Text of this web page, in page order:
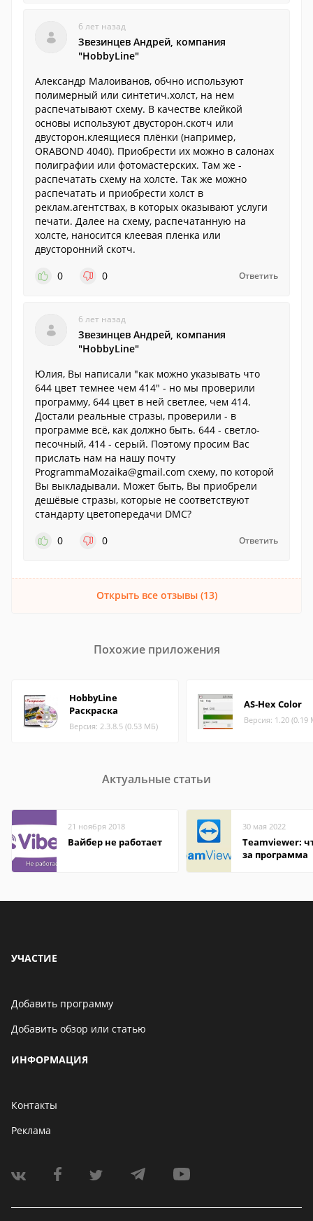
6 лет назад
Звезинцев Андрей, компания
"HobbyLine"
Александр Малоиванов, обчно используют
полимерный или синтетич.холст, на нем
распечатывают схему. В качестве клейкой
основы используют двусторон.скотч или
двусторон.клеящиеся плёнки (например,
ORABOND 4040). Приобрести их можно в салонах
полиграфии или фотомастерских. Там же -
распечатать схему на холсте. Так же можно
распечатать и приобрести холст в
реклам.агентствах, в которых оказывают услуги
печати. Далее на схему, распечатанную на
холсте, наносится клеевая пленка или
двусторонний скотч.
0
0 Ответить
6 лет назад
Звезинцев Андрей, компания
"HobbyLine"
Юлия, Вы написали "как можно указывать что
644 цвет темнее чем 414" - но мы проверили
программу, 644 цвет в ней светлее, чем 414.
Достали реальные стразы, проверили - в
программе всё, как должно быть. 644 - светло-
песочный, 414 - серый. Поэтому просим Вас
прислать нам на нашу почту
ProgrammaMozaika@gmail.com схему, по которой
Вы выкладывали. Может быть, Вы приобрели
дешёвые стразы, которые не соответствуют
стандарту цветопередачи DMC?
0
0 Ответить
Открыть все отзывы (13)
Похожие приложения
HobbyLine
Раскраска
Версия: 2.3.8.5 (0.53 МБ)
AS-Hex Color
Версия: 1.20 (0.19
Актуальные статьи
21 ноября 2018
Вайбер не работает
30 мая 2022
Teamviewer:
за программа
УЧАСТИЕ
Добавить программу
Добавить обзор или статью
ИНФОРМАЦИЯ
Контакты
Реклама